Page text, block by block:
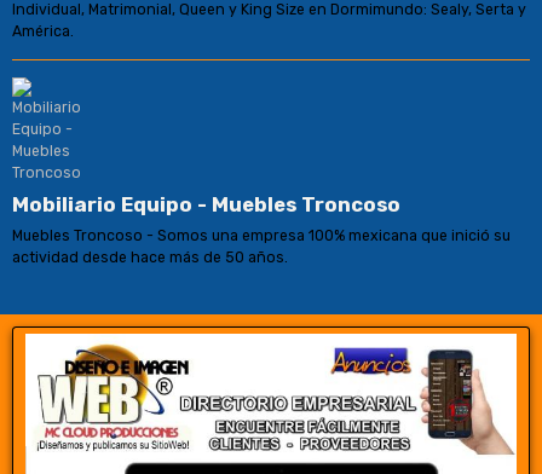
Individual, Matrimonial, Queen y King Size en Dormimundo: Sealy, Serta y
América.
Mobiliario Equipo - Muebles Troncoso
Muebles Troncoso - Somos una empresa 100% mexicana que inició su
actividad desde hace más de 50 años.